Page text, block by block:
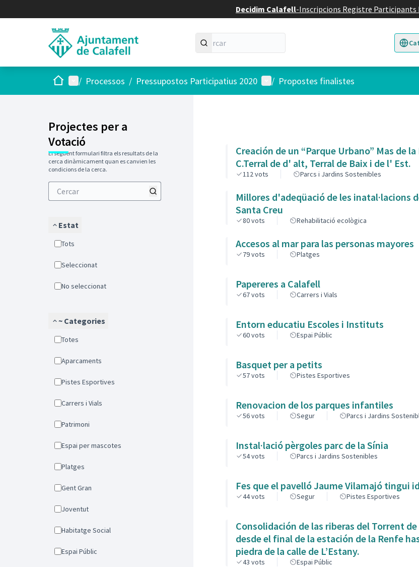
Decidim Calafell-Inscripcions Registre Participants
Triar
Inici Menú principal
/ Processos / Pressupostos Participatius 2020 Menú d'usuari
/ Propostes finalistes
Projectes per a
Votació
El següent formulari filtra els resultats de la
cerca dinàmicament quan es canvien les
condicions de la cerca.
Estat
Tots
Seleccionat
No seleccionat
~ Categories
Totes
Aparcaments
Pistes Esportives
Carrers i Vials
Patrimoni
Espai per mascotes
Platges
Gent Gran
Joventut
Habitatge Social
Espai Públic
Creación de un “Parque Urbano” Mas de
C.Terral de d' alt, Terral de Baix i de l' Est.
112vots Parcs i Jardins Sostenibles
Millores d'adeqüació de les inatal·lacions
Santa Creu
80vots Rehabilitació ecològica
Accesos al mar para las personas mayores
79vots Platges
Papereres a Calafell
67vots Carrers i Vials
Entorn educatiu Escoles i Instituts
60vots Espai Públic
Basquet per a petits
57vots Pistes Esportives
Renovacion de los parques infantiles
56vots Segur Parcs i Jardins
Instal·lació pèrgoles parc de la Sínia
54vots Parcs i Jardins Sostenibles
Fes que el pavelló Jaume Vilamajó tingui
44vots Segur Pistes Esportives
Consolidación de las riberas del Torrent
desde el final de la estación de la Renfe
piedra de la calle de L’Estany.
43 vots Espai Públic